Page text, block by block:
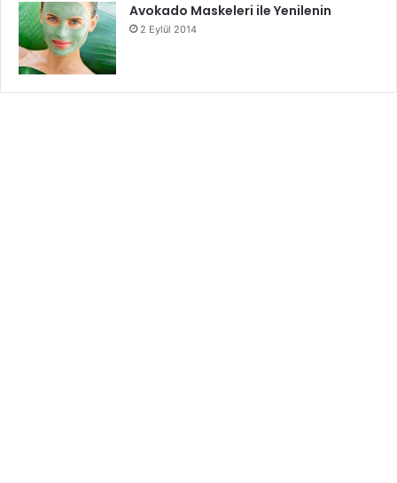
Avokado Maskeleri ile Yenilenin
2 Eylül 2014